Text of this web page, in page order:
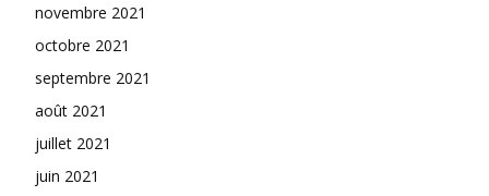
novembre 2021
octobre 2021
septembre 2021
août 2021
juillet 2021
juin 2021